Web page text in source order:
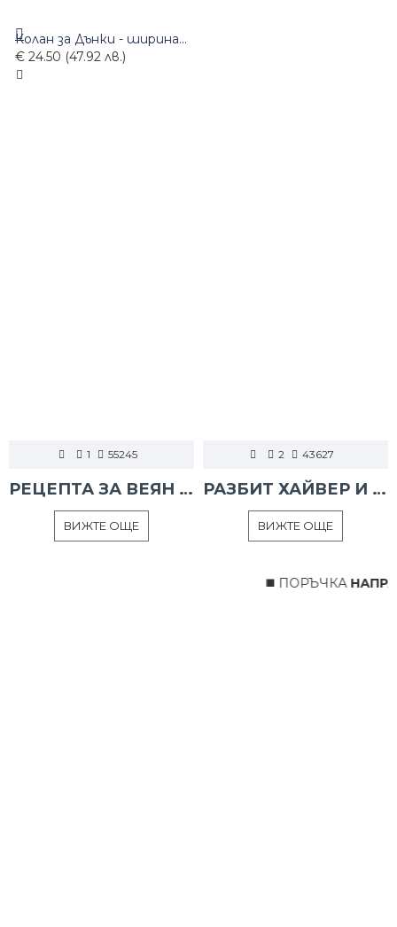
Колан за Дънки - ширина 45мм - 1945k
€ 24.50 (47.92 лв.)
1 55245
РЕЦЕПТА ЗА ВЕЯН ПАЛАМУД
ВИЖТЕ ОЩЕ
2 43627
РАЗБИТ ХАЙВЕР И ТАРАМА
ВИЖТЕ ОЩЕ
◼️ ПОРЪЧКА